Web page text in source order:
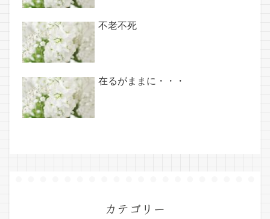
不老不死
在るがままに・・・
カテゴリー